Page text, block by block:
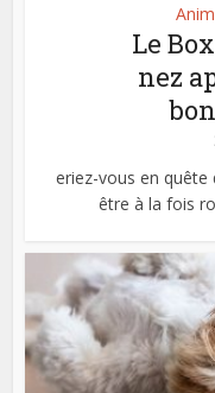
Le
nez
eriez-vous en quête
être à la fois